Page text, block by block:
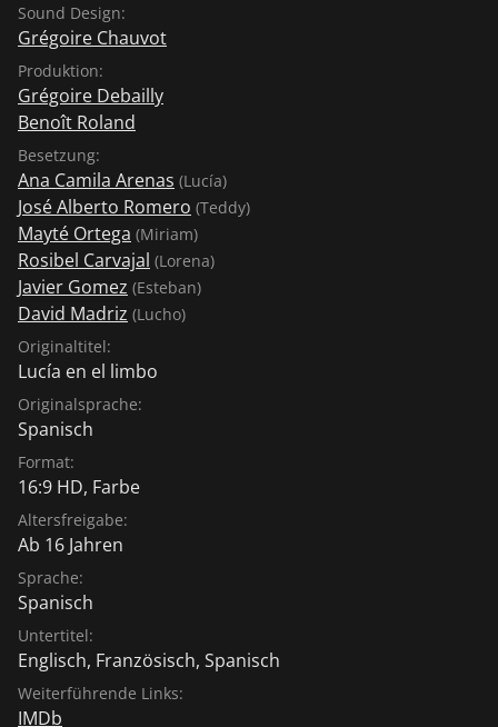
Sound Design:
Grégoire Chauvot
Produktion:
Grégoire Debailly
Benoît Roland
Besetzung:
Ana Camila Arenas (Lucía)
José Alberto Romero (Teddy)
Mayté Ortega (Miriam)
Rosibel Carvajal (Lorena)
Javier Gomez (Esteban)
David Madriz (Lucho)
Originaltitel:
Lucía en el limbo
Originalsprache:
Spanisch
Format:
16:9 HD, Farbe
Altersfreigabe:
Ab 16 Jahren
Sprache:
Spanisch
Untertitel:
Englisch, Französisch, Spanisch
Weiterführende Links:
IMDb